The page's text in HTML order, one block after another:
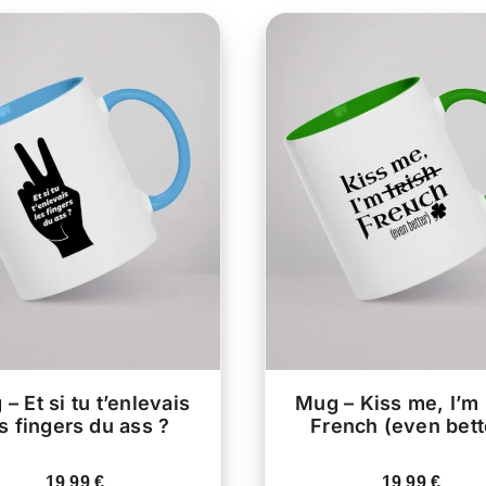
DES OPTIONS
PRODUIT
PLUSIEURS
LA
PAGE
DU
APERÇU
– Et si tu t’enlevais
fingers du ass ?
19.99€
CHOIX DES OPTIONS
APERÇU
Mug – Kiss me, I’m
French (even
19.99€